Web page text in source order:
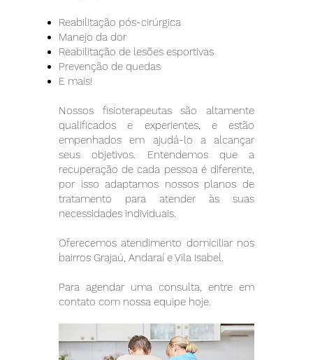
Reabilitação pós-cirúrgica
Manejo da dor
Reabilitação de lesões esportivas
Prevenção de quedas
E mais!
Nossos fisioterapeutas são altamente
qualificados e experientes, e estão
empenhados em ajudá-lo a alcançar
seus objetivos. Entendemos que a
recuperação de cada pessoa é diferente,
por isso adaptamos nossos planos de
tratamento para atender às suas
necessidades individuais.
Oferecemos atendimento domiciliar nos
bairros Grajaú, Andaraí e Vila Isabel.
Para agendar uma consulta, entre em
contato com nossa equipe hoje.